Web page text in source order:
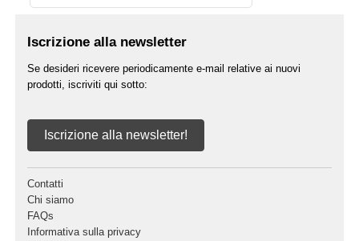
Iscrizione alla newsletter
Se desideri ricevere periodicamente e-mail relative ai nuovi
prodotti, iscriviti qui sotto:
Iscrizione alla newsletter!
Contatti
Chi siamo
FAQs
Informativa sulla privacy